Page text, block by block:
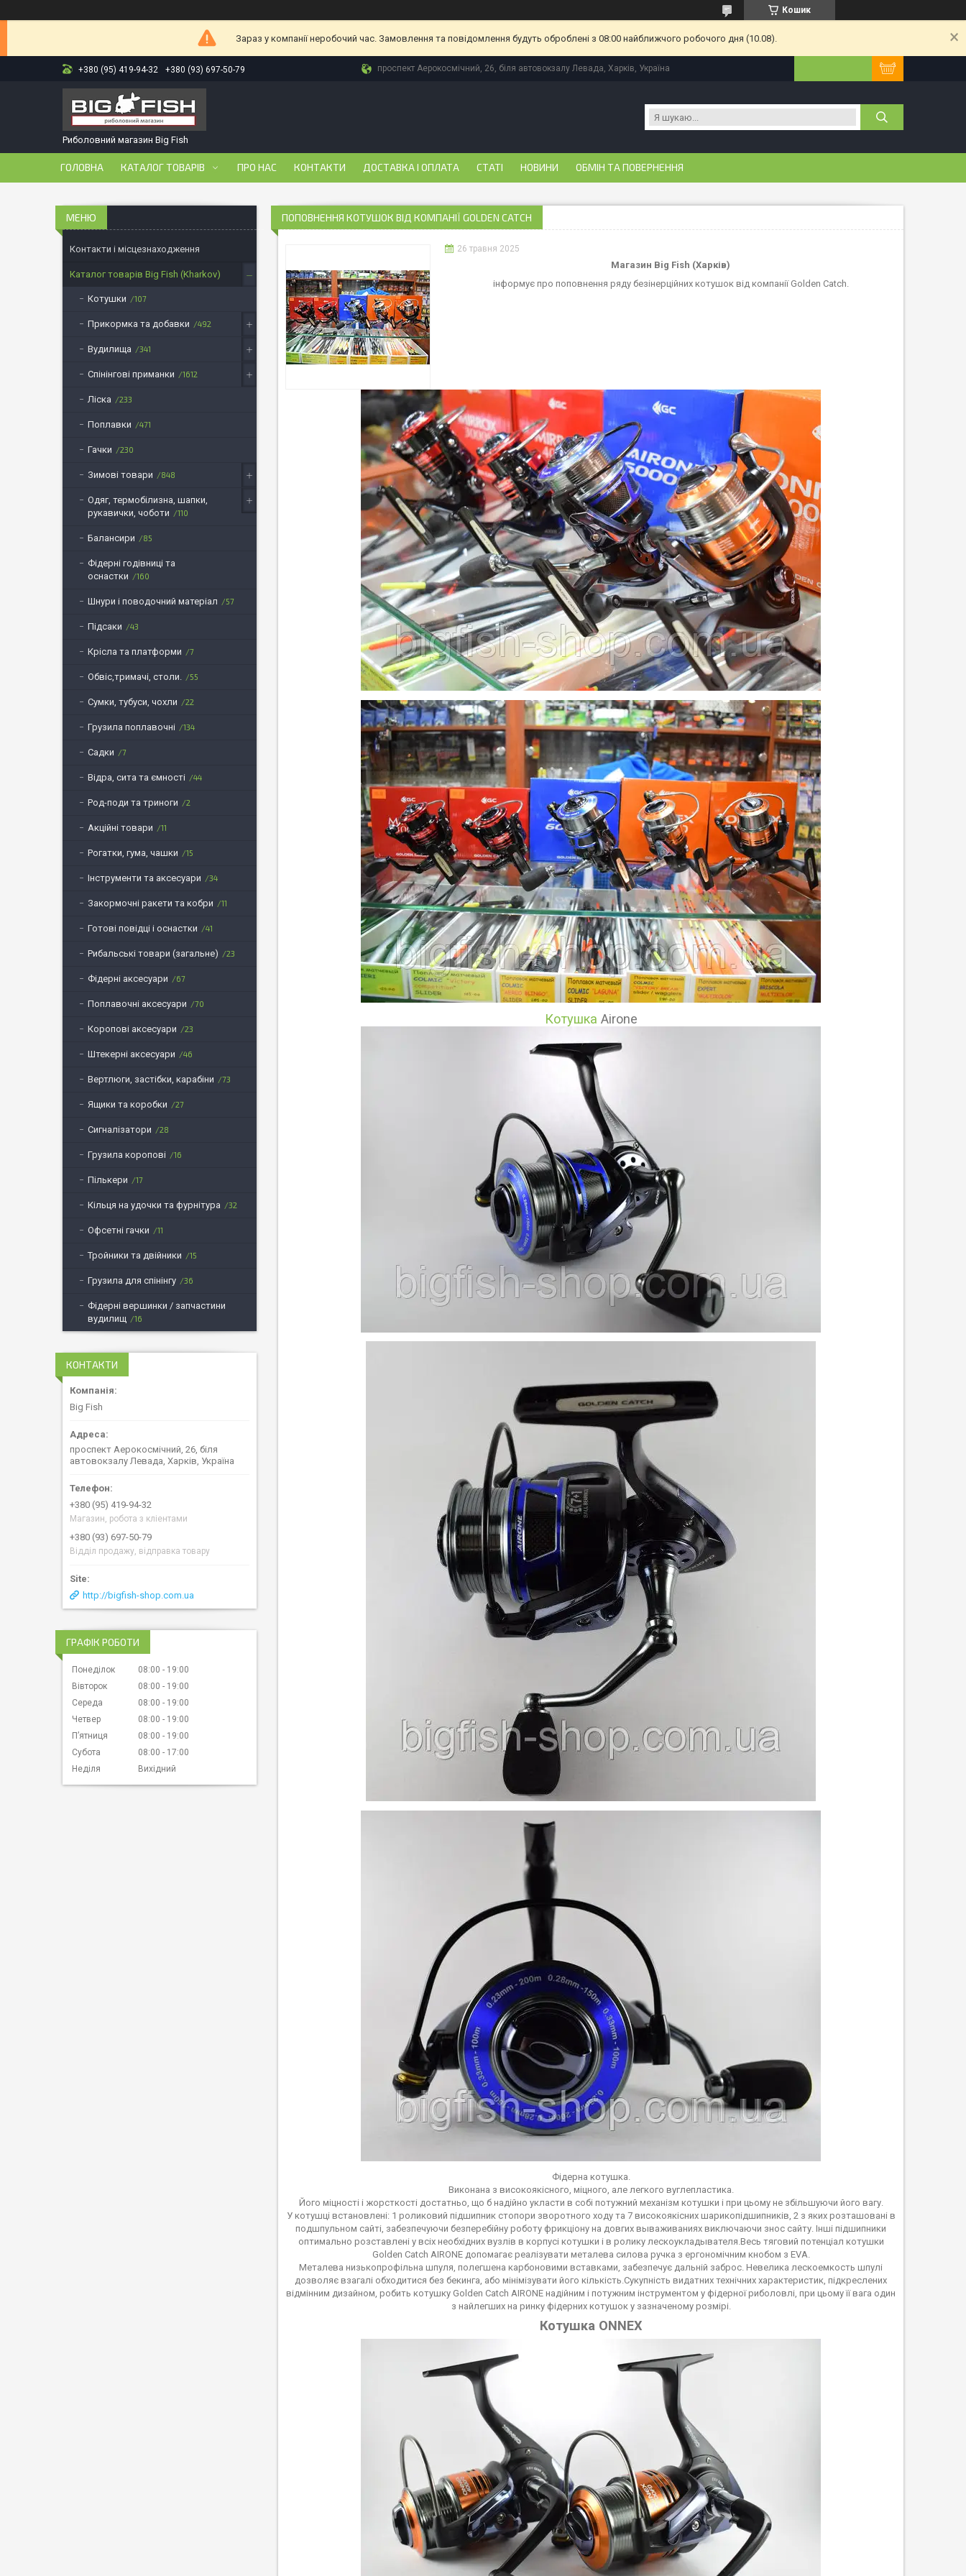
Кошик
Зараз у компанії неробочий час. Замовлення та повідомлення будуть оброблені з 08:00 найближчого робочого дня (10.08).
+380 (95) 419-94-32 +380 (93) 697-50-79 проспект Аерокосмічний, 26, біля автовокзалу Левада, Харків, Україна
Риболовний магазин Big Fish
ГОЛОВНА КАТАЛОГ ТОВАРІВ ПРО НАС КОНТАКТИ ДОСТАВКА І ОПЛАТА СТАТІ НОВИНИ ОБМІН ТА ПОВЕРНЕННЯ
ПОПОВНЕННЯ КОТУШОК ВІД КОМПАНІЇ GOLDEN CATCH
26 травня 2025
Магазин Big Fish (Харків)
інформує про поповнення ряду безінерційних котушок від компанії Golden Catch.
Котушка Airone
Фідерна котушка.
Виконана з високоякісного, міцного, але легкого вуглепластика.
Його міцності і жорсткості достатньо, що б надійно укласти в собі потужний механізм котушки і при цьому не збільшуючи його вагу.
У котушці встановлені: 1 роликовий підшипник стопори зворотного ходу та 7 високоякісних шарикопідшипників, 2 з яких розташовані в
подшпульном сайті, забезпечуючи безперебійну роботу фрикціону на довгих вываживаниях виключаючи знос сайту. Інші підшипники
оптимально розставлені у всіх необхідних вузлів в корпусі котушки і в ролику лескоукладывателя.Весь тяговий потенціал котушки
Golden Catch AIRONE допомагає реалізувати металева силова ручка з ергономічним кнобом з EVA.
Металева низькопрофільна шпуля, полегшена карбоновими вставками, забезпечує дальній заброс. Невелика лескоемкость шпулі
дозволяє взагалі обходитися без бекинга, або мінімізувати його кількість.Сукупність видатних технічних характеристик, підкреслених
відмінним дизайном, робить котушку Golden Catch AIRONE надійним і потужним інструментом у фідерної риболовлі, при цьому її вага один
з найлегших на ринку фідерних котушок у зазначеному розмірі.
Котушка ONNEX
Контакти і місцезнаходження
Каталог товарів Big Fish (Kharkov)
Котушки 107
Прикормка та добавки 492
Вудилища 341
Спінінгові приманки 1612
Ліска 233
Поплавки 471
Гачки 230
Зимові товари 848
Одяг, термобілизна, шапки,
рукавички, чоботи
110
Балансири 85
Фідерні годівниці та
оснастки
160
Шнури і поводочний матеріал 57
Підсаки 43
Крісла та платформи 7
Обвіс,тримачі, столи. 55
Сумки, тубуси, чохли 22
Грузила поплавочні 134
Садки 7
Відра, сита та ємності 44
Род-поди та триноги 2
Акційні товари 11
Рогатки, гума, чашки 15
Інструменти та аксесуари 34
Закормочні ракети та кобри 11
Готові повідці і оснастки 41
Рибальські товари (загальне) 23
Фідерні аксесуари 67
Поплавочні аксесуари 70
Коропові аксесуари 23
Штекерні аксесуари 46
Вертлюги, застібки, карабіни 73
Ящики та коробки 27
Сигналізатори 28
Грузила коропові 16
Пількери 17
Кільця на удочки та фурнітура 32
Офсетні гачки 11
Тройники та двійники 15
Грузила для спінінгу 36
Фідерні вершинки / запчастини
вудилищ
16
КОНТАКТИ
Big Fish
проспект Аерокосмічний, 26, біля
автовокзалу Левада, Харків, Україна
+380 (95) 419-94-32
Магазин, робота з кліентами
+380 (93) 697-50-79
Відділ продажу, відправка товару
http://bigfish-shop.com.ua
ГРАФІК РОБОТИ
Понеділок 08:00
19:00
Вівторок
08:00
19:00
Середа
08:00
19:00
Четвер
08:00
19:00
Пʼятниця
08:00
19:00
Субота
08:00
17:00
Неділя
Вихідний